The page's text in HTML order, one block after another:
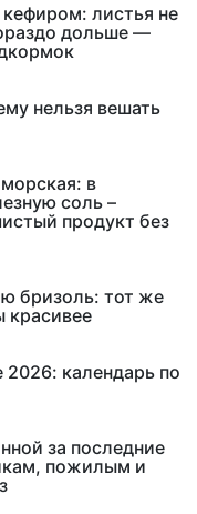
листья не
дольше —
нельзя вешать
в
соль –
продукт без
бризоль: тот же
красивее
2026: календарь по
за последние
пожилым и